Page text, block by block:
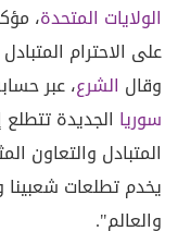
الولايات المتحدة،
على الاحترام
وقال الشرع، عبر
سوريا الجديدة تتطلع
المتبادل والتعاون
يخدم تطلعات
والعالم".